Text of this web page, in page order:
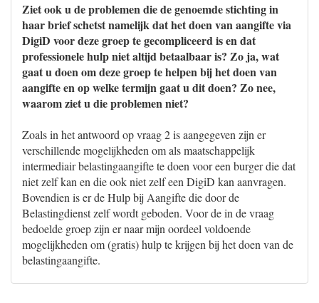
Ziet ook u de problemen die de genoemde stichting in
haar brief schetst namelijk dat het doen van aangifte via
DigiD voor deze groep te gecompliceerd is en dat
professionele hulp niet altijd betaalbaar is? Zo ja, wat
gaat u doen om deze groep te helpen bij het doen van
aangifte en op welke termijn gaat u dit doen? Zo nee,
waarom ziet u die problemen niet?
Zoals in het antwoord op vraag 2 is aangegeven zijn er
verschillende mogelijkheden om als maatschappelijk
intermediair belastingaangifte te doen voor een burger die dat
niet zelf kan en die ook niet zelf een DigiD kan aanvragen.
Bovendien is er de Hulp bij Aangifte die door de
Belastingdienst zelf wordt geboden. Voor de in de vraag
bedoelde groep zijn er naar mijn oordeel voldoende
mogelijkheden om (gratis) hulp te krijgen bij het doen van de
belastingaangifte.